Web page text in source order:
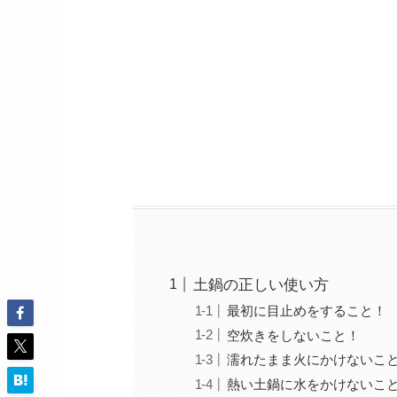
土鍋の正しい使い方
最初に目止めをすること！
空炊きをしないこと！
濡れたまま火にかけないこ
熱い土鍋に水をかけないこ